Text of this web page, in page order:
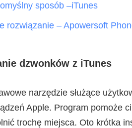
sposób –iTunes
rozwiązanie – Apowersoft
dzwonków z iTunes
narzędzie służące
Apple. Program pomoże
trochę miejsca. Oto krótka